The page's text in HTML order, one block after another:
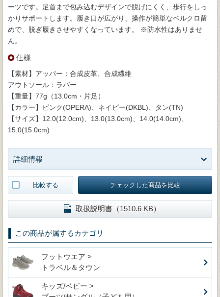
ーツです。足首まで包み込むデザインで脱げにくく、歩行をしっ
かりサポートします。履き口が広がり、操作が簡単なベルクロ留
めで、脱ぎ履きさせやすくなっています。 ※防水性はありませ
ん。
仕様
【素材】アッパー：合成皮革、合成繊維
アウトソール：ラバー
【重量】77g（13.0cm・片足）
【カラー】ピンク(OPERA)、ネイビー(DKBL)、タン(TN)
【サイズ】12.0(12.0cm)、13.0(13.0cm)、14.0(14.0cm)、
15.0(15.0cm)
詳細情報
比較する チェックした商品を比較
取扱説明書（1510.6 KB）
この商品が属するカテゴリ
フットウエア >
トラベル＆タウン
キッズ/ベビー >